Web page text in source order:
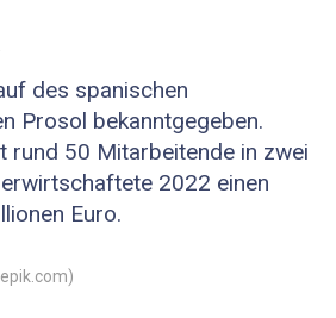
des spanischen
Prosol bekanntgegeben.
rund 50 Mitarbeitende in zwei
2022 einen
Euro.